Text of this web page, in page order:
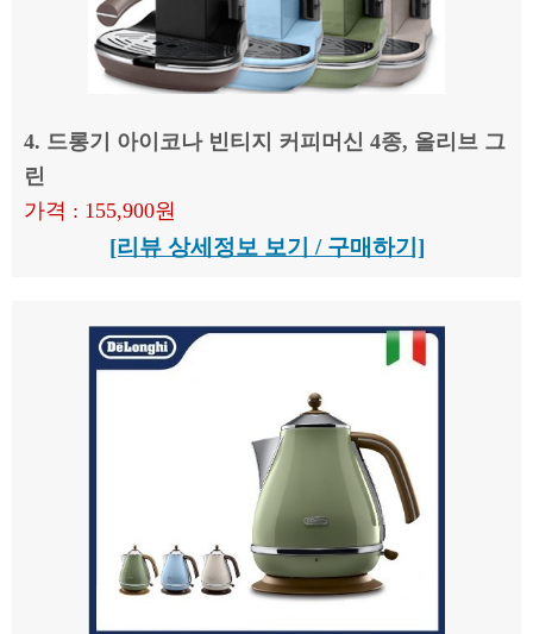
4. 드롱기 아이코나 빈티지 커피머신 4종, 올리브 그
린
가격 : 155,900원
[리뷰 상세정보 보기 / 구매하기]